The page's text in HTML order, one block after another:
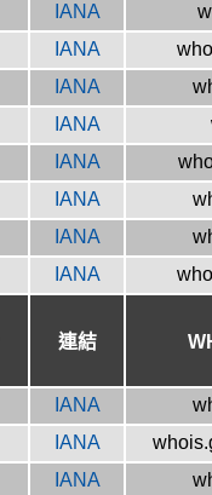
IANA
IANA
IANA
IANA
IANA
IANA
IANA
IANA
連結
IANA
IANA
IANA